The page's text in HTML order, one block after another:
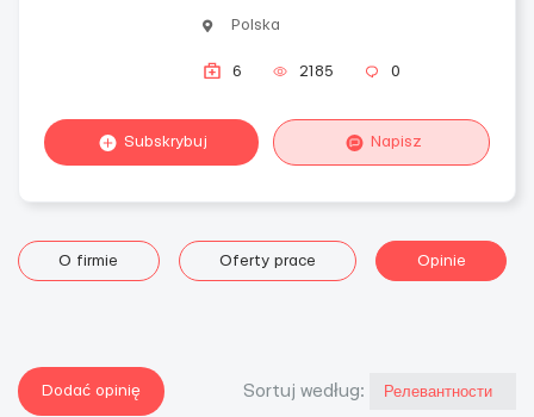
Polska
6 2185 0
Subskrybuj Napisz
O firmie Oferty prace Opinie
Dodać opinię Sortuj według: